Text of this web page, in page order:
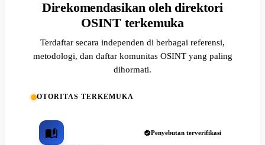
Direkomendasikan oleh direktori
OSINT terkemuka
Terdaftar secara independen di berbagai referensi,
metodologi, dan daftar komunitas OSINT yang paling
dihormati.
OTORITAS TERKEMUKA
Penyebutan terverifikasi